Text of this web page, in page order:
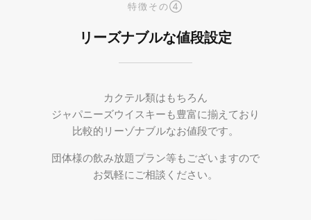
特徴その④
リーズナブルな値段設定
カクテル類はもちろん
ジャパニーズウイスキーも豊富に揃えており
比較的リーゾナブルなお値段です。
団体様の飲み放題プラン等もございますので
お気軽にご相談ください。